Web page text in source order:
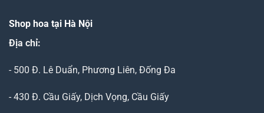
Shop hoa tại Hà Nội
Địa chỉ:
- 500 Đ. Lê Duẩn, Phương Liên, Đống Đa
- 430 Đ. Cầu Giấy, Dịch Vọng, Cầu Giấy